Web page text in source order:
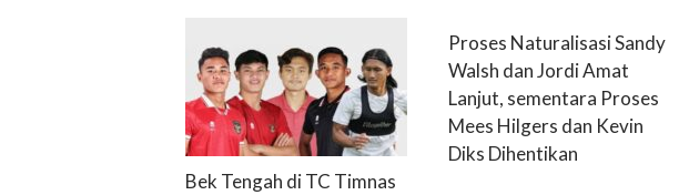
Bek Tengah di TC Timnas
Proses Naturalisasi Sandy
Walsh dan Jordi Amat
Lanjut, sementara Proses
Mees Hilgers dan Kevin
Diks Dihentikan